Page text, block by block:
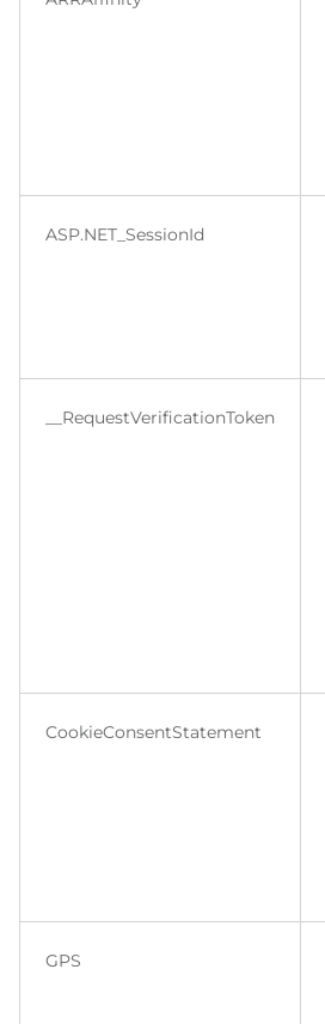
ASP.NET_SessionId
__RequestVerificationToken
CookieConsentStatement
GPS